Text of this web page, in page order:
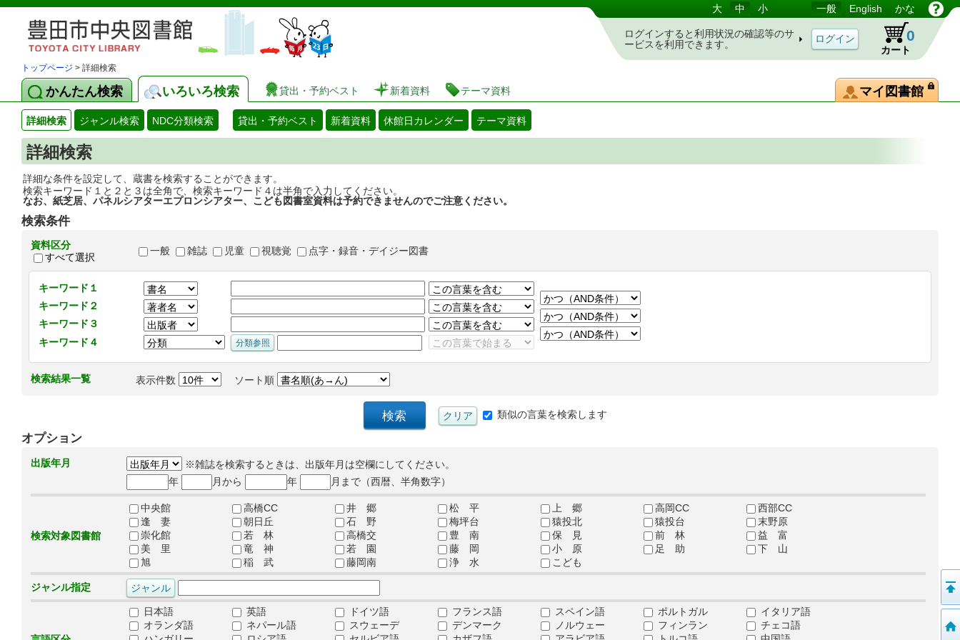
図書館 蔵書検索・予約システム 大 中 小 一般 English かな
ログインすると利用状況の確認等のサ
ービスを利用できます。
カート
0
トップページ > 詳細検索
かんたん検索 いろいろ検索 貸出・予約ベスト 新着資料 テーマ資料 マイ図書館
詳細検索 ジャンル検索 NDC分類検索 貸出・予約ベスト 新着資料 休館日カレンダー テーマ資料
詳細検索
詳細な条件を設定して、蔵書を検索することができます。
検索キーワード１と２と３は全角で、検索キーワード４は半角で入力してください。
なお、紙芝居、パネルシアターエプロンシアター、こども図書室資料は予約できませんのでご注意ください。
検索条件
資料区分
すべて選択
一般 雑誌 児童 視聴覚 点字・録音・デイジー図書
キーワード１
キーワード２
キーワード３
キーワード４
検索結果一覧 表示件数 ソート順
類似の言葉を検索します
オプション
出版年月
※雑誌を検索するときは、出版年月は空欄にしてください。
年
月から 年 月まで（西暦、半角数字）
検索対象図書館
中央館 高橋CC 井 郷 松 平 上 郷 高岡CC
西部CC
逢 妻
朝日丘 石 野 梅坪台 猿投北 猿投台
末野原
崇化館
若 林 高橋交 豊 南 保 見 前 林
益 富
美 里
竜 神 若 園 藤 岡 小 原 足 助
下 山
旭
稲 武 藤岡南 浄 水 こども
ジャンル指定
日本語 英語 ドイツ語 フランス語 スペイン語 ポルトガル
イタリア語
オランダ語
ネパール語 スウェーデ デンマーク ノルウェー フィンラン
チェコ語